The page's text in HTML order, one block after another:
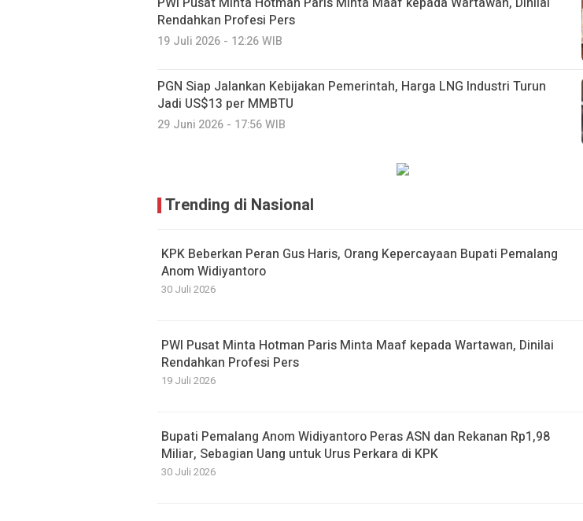
Rendahkan Profesi Pers
19 Juli 2026 - 12:26 WIB
PGN Siap Jalankan Kebijakan Pemerintah, Harga LNG Industri Turun
Jadi US$13 per MMBTU
29 Juni 2026 - 17:56 WIB
Trending di Nasional
KPK Beberkan Peran Gus Haris, Orang Kepercayaan Bupati Pemalang
Anom Widiyantoro
30 Juli 2026
PWI Pusat Minta Hotman Paris Minta Maaf kepada Wartawan, Dinilai
Rendahkan Profesi Pers
19 Juli 2026
Bupati Pemalang Anom Widiyantoro Peras ASN dan Rekanan Rp1,98
Miliar, Sebagian Uang untuk Urus Perkara di KPK
30 Juli 2026